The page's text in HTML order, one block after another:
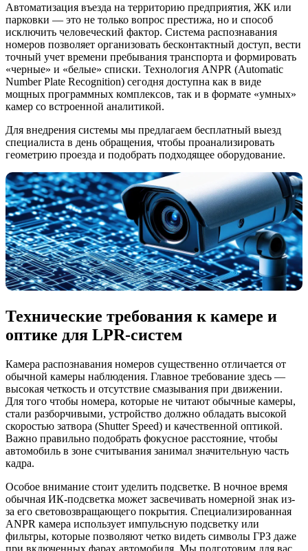
Автоматизация въезда на территорию предприятия, ЖК или
парковки — это не только вопрос престижа, но и способ
исключить человеческий фактор. Система распознавания
номеров позволяет организовать бесконтактный доступ, вести
точный учет времени пребывания транспорта и формировать
«черные» и «белые» списки. Технология ANPR (Automatic
Number Plate Recognition) сегодня доступна как в виде
мощных программных комплексов, так и в формате «умных»
камер со встроенной аналитикой.
Для внедрения системы мы предлагаем бесплатный выезд
специалиста в день обращения, чтобы проанализировать
геометрию проезда и подобрать подходящее оборудование.
Технические требования к камере и
оптике для LPR-систем
Камера распознавания номеров существенно отличается от
обычной камеры наблюдения. Главное требование здесь —
высокая четкость и отсутствие смазывания при движении.
Для того чтобы номера, которые не читают обычные камеры,
стали разборчивыми, устройство должно обладать высокой
скоростью затвора (Shutter Speed) и качественной оптикой.
Важно правильно подобрать фокусное расстояние, чтобы
автомобиль в зоне считывания занимал значительную часть
кадра.
Особое внимание стоит уделить подсветке. В ночное время
обычная ИК-подсветка может засвечивать номерной знак из-
за его световозвращающего покрытия. Специализированная
ANPR камера использует импульсную подсветку или
фильтры, которые позволяют четко видеть символы ГРЗ даже
при включенных фарах автомобиля. Мы подготовим для вас